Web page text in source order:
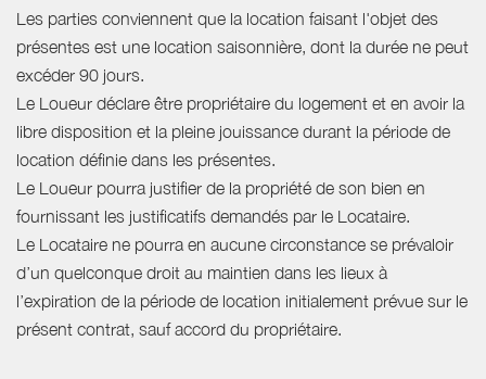
Les parties conviennent que la location faisant l'objet des
présentes est une location saisonnière, dont la durée ne peut
excéder 90 jours.
Le Loueur déclare être propriétaire du logement et en avoir la
libre disposition et la pleine jouissance durant la période de
location définie dans les présentes.
Le Loueur pourra justifier de la propriété de son bien en
fournissant les justificatifs demandés par le Locataire.
Le Locataire ne pourra en aucune circonstance se prévaloir
d’un quelconque droit au maintien dans les lieux à
l’expiration de la période de location initialement prévue sur le
présent contrat, sauf accord du propriétaire.